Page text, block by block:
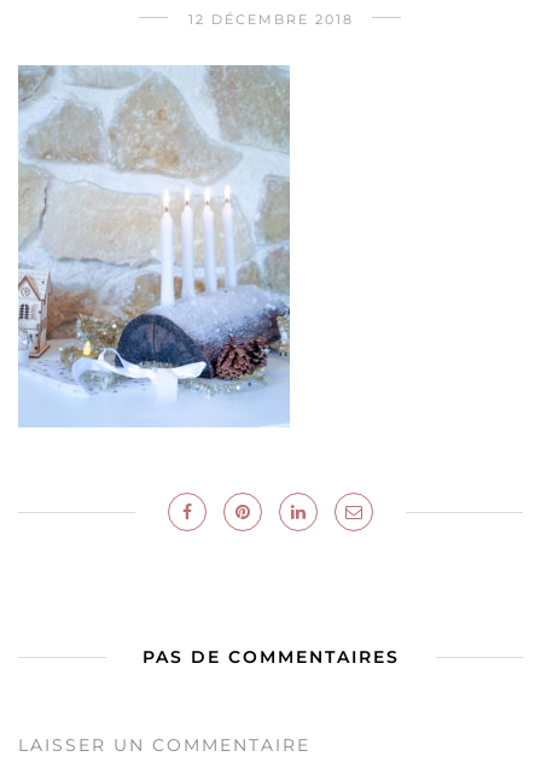
12 DÉCEMBRE 2018
PAS DE COMMENTAIRES
LAISSER UN COMMENTAIRE